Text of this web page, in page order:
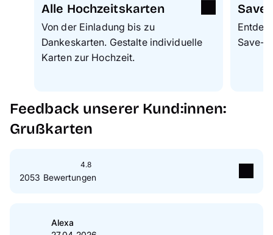
Alle Hochzeitskarten
Von der Einladung bis zu
Dankeskarten. Gestalte individuelle
Karten zur Hochzeit.
Save-
Feedback unserer Kund:innen:
Grußkarten
4.8
2053 Bewertungen
SterneAlexa